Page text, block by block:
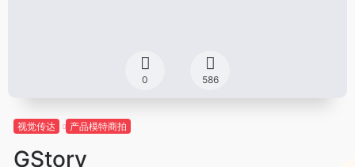
0 586
视觉传达 产品模特商拍
GStory